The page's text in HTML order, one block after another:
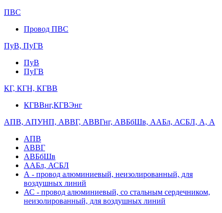
ПВС
Провод ПВС
ПуВ, ПуГВ
ПуВ
ПуГВ
КГ, КГН, КГВВ
КГВВнг,КГВЭнг
АПВ, АПУНП, АВВГ, АВВГнг, АВБбШв, ААБл, АСБЛ, А, А
АПВ
АВВГ
АВБбШв
ААБл, АСБЛ
А - провод алюминиевый, неизолированный, для
воздушных линий
АС - провод алюминиевый, со стальным сердечником,
неизолированный, для воздушных линий